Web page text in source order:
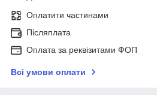
Оплатити частинами
Післяплата
Оплата за реквізитами ФОП
Всі умови оплати